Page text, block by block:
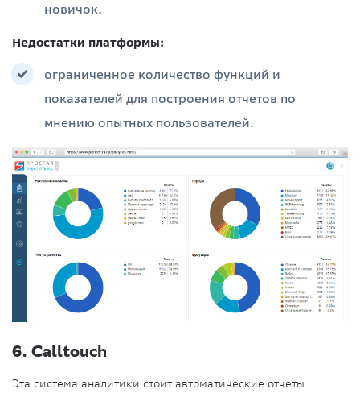
новичок.
Недостатки платформы:
ограниченное количество функций и
показателей для построения отчетов по
мнению опытных пользователей.
6. Calltouch
Эта система аналитики стоит автоматические отчеты